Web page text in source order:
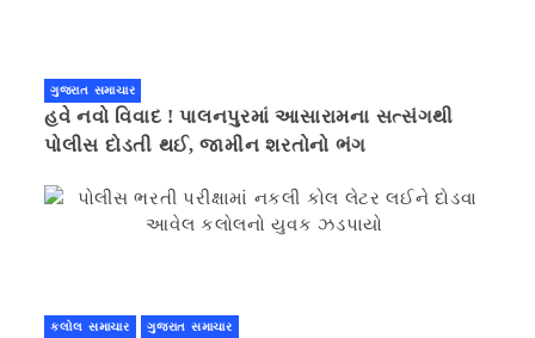
ગુજરાત સમાચાર
હવે નવો વિવાદ ! પાલનપુરમાં આસારામના સત્સંગથી
પોલીસ દોડતી થઈ, જામીન શરતોનો ભંગ
કલોલ સમાચાર ગુજરાત સમાચાર